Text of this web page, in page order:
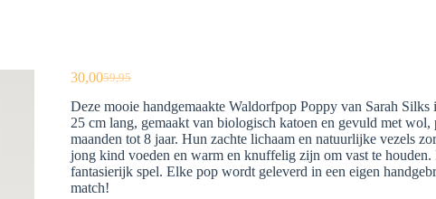
59,95
Oorspronkelijke
prijs
was:
€59,95.
30,00Huidige
prijs
is:
€30,00.
Deze mooie handgemaakte Waldorfpop Poppy van Sarah
25 cm lang, gemaakt van biologisch katoen en gevuld met
maanden tot 8 jaar. Hun zachte lichaam en natuurlijke vezels
jong kind voeden en warm en knuffelig zijn om vast te
fantasierijk spel. Elke pop wordt geleverd in een eigen
match!